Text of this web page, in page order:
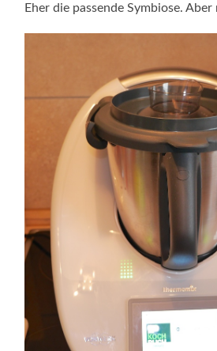
Eher die passende Symbiose.